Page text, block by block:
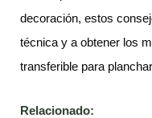
decoración, estos
técnica y a obtener los
transferible para
Relacionado: